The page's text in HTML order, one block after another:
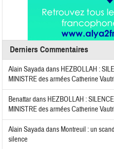
Derniers Commentaires
Alain Sayadadans HEZBOLLAH :
MINISTRE des armées Catherine
Benattardans HEZBOLLAH :
MINISTRE des armées Catherine
Alain Sayadadans Montreuil : un
silence